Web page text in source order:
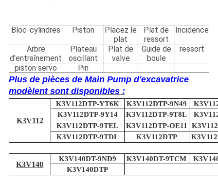
Bloc-cylindres Piston
Placez le
plat
Plat de
ressort
Incidence
Arbre
d'entraînement
Plateau
oscillant
Plat de
valve
Guide de
boule
ressort
piston servo Pin
Plus de pièces de Main Pump d'excavatrice
modèlent sont disponibles :
K3V112
K3V112DTP-YT6K K3V112DTP-9N49
K3V112DTP-9Y14
K3V112DTP-9T8L
K3V112DTP-9TEL
K3V112DTP-OE11
K3V112DTP-9TDL
K3V112DTP
K3V140
K3V140DT-9ND9 K3V140DT-9TCM
K3V140DTP